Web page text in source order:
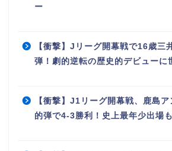
ー
【衝撃】Jリーグ開幕戦で16歳三
弾！劇的逆転の歴史的デビューに
【衝撃】J1リーグ開幕戦、鹿島
的弾で4-3勝利！史上最年少出場